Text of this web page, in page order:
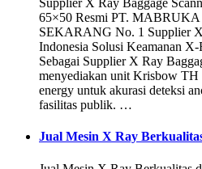
Supplier X Ray Baggage
65×50 Resmi PT.
SEKARANG No. 1 Supplier
Indonesia Solusi Keamanan
Sebagai Supplier X Ray
menyediakan unit Krisbow
energy untuk akurasi deteksi
fasilitas publik. …
Jual Mesin X Ray